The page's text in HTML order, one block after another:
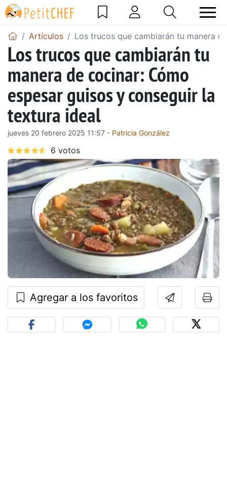
Artículos Los trucos que cambiarán tu manera
Los trucos que cambiarán tu
manera de cocinar: Cómo
espesar guisos y conseguir la
textura ideal
jueves 20 febrero 2025 11:57 - Patricia González
Agregar a los favoritos